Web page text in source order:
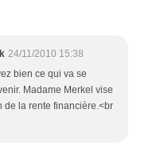
24/11/2010 15:38
bien ce qui va se
Madame Merkel vise
de la rente financière.<br